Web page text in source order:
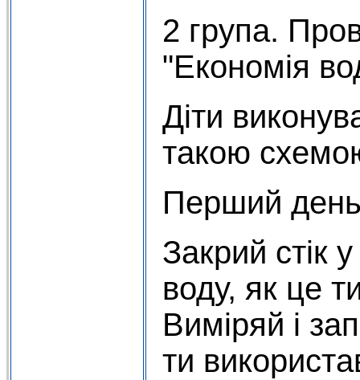
2 група.
"Економія
Діти
такою
Перший
Закрий стік
воду, як це
Виміряй і
ти